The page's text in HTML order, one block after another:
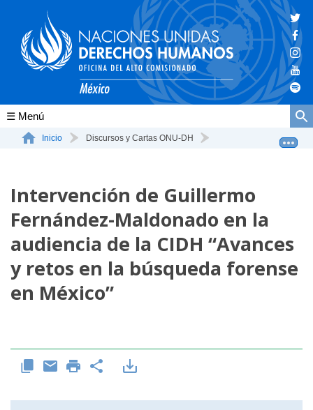
Conócenos
La ONU-DH en México
Vacantes ONU-DH México
ONU-DH en el tiempo
Inicio Discursos y Cartas ONU-DH
Intervención de Guillermo
Fernández-Maldonado en la
audiencia de la CIDH “Avances
y retos en la búsqueda forense
en México”